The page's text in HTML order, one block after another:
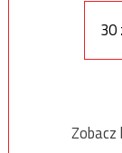
30
Zobacz